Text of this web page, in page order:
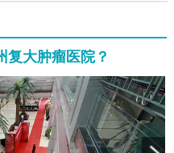
复大肿瘤医院？